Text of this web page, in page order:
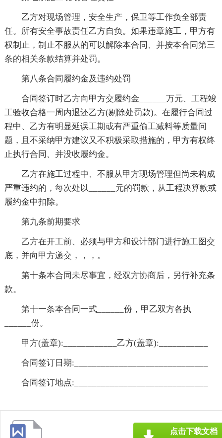
乙方对现场管理，安全生产，保卫等工作负全部责
任。所有安全事故责任乙方自负。如果违章施工，甲方有
权制止，制止不服从的可以解除本合同、并按本合同第三
条的相关条款结算并处罚。
第八条合同履约金及违约处罚
合同签订时乙方向甲方交履约金______万元、工程竣
工验收合格一周内退还乙方(剔除处罚款)。在履行合同过
程中、乙方有明显延误工期或有严重偷工减料等质量问
题，且不采纳甲方建议又不积极采取措施的，甲方有权终
止执行合同、并没收履约金。
乙方在施工过程中、不服从甲方现场管理但尚未构成
严重违约的，每次处以______元的罚款，从工程决算款或
履约金中扣除。
第九条前期要求
乙方在开工前、必须与甲方和设计部门进行施工图交
底，并向甲方递交，，，。
第十条本合同未尽事宜，经双方协商后，另行补充条
款。
第十一条本合同一式______份，甲乙双方各执
______份。
甲方(盖章):____________乙方(盖章):___________
合同签订日期:______________________________
合同签订地点:______________________________
点击下载文档